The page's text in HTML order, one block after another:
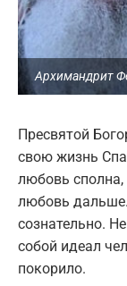
Архимандрит
Пресвятой
свою жизнь
любовь сполна,
любовь
сознательно.
собой идеал
покорило.